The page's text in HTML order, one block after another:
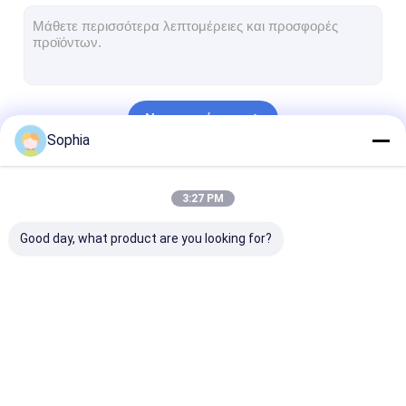
Αντιμέτωπο φύλλο αλουμινίου έγγραφο της Kraft
Scrim φύλλων αλουμινίου ταινία
Ταινία αγωγών υφασμάτων
Το διπλάσιο πλαισίωσε την κολλητική ταινία
Να συνεχίσει
Sophia
3:27 PM
Good day, what product are you looking for?